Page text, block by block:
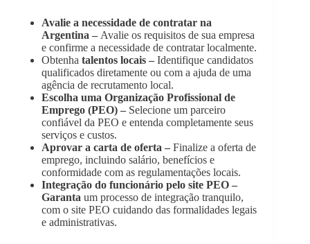
Avalie a necessidade de contratar na
Argentina – Avalie os requisitos de sua empresa
e confirme a necessidade de contratar localmente.
Obtenha talentos locais – Identifique candidatos
qualificados diretamente ou com a ajuda de uma
agência de recrutamento local.
Escolha uma Organização Profissional de
Emprego (PEO) – Selecione um parceiro
confiável da PEO e entenda completamente seus
serviços e custos.
Aprovar a carta de oferta – Finalize a oferta de
emprego, incluindo salário, benefícios e
conformidade com as regulamentações locais.
Integração do funcionário pelo site PEO –
Garanta um processo de integração tranquilo,
com o site PEO cuidando das formalidades legais
e administrativas.